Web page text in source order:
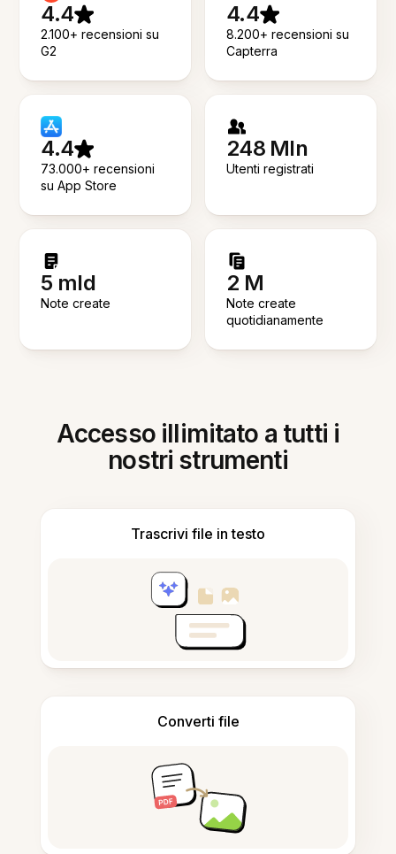
4.4
2.100+ recensioni su
G2
4.4
8.200+ recensioni su
Capterra
4.4
73.000+ recensioni
su App Store
248 Mln
Utenti registrati
5 mld
Note create
2 M
Note create
quotidianamente
Accesso illimitato a tutti i
nostri strumenti
Trascrivi file in testo
Converti file